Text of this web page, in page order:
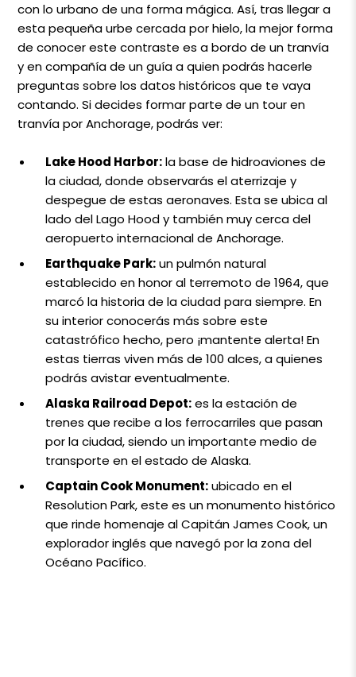
con lo urbano de una forma mágica. Así, tras llegar a
esta pequeña urbe cercada por hielo, la mejor forma
de conocer este contraste es a bordo de un tranvía
y en compañía de un guía a quien podrás hacerle
preguntas sobre los datos históricos que te vaya
contando. Si decides formar parte de un tour en
tranvía por Anchorage, podrás ver:
Lake Hood Harbor:la base de hidroaviones de
la ciudad, donde observarás el aterrizaje y
despegue de estas aeronaves. Esta se ubica al
lado del Lago Hood y también muy cerca del
aeropuerto internacional de Anchorage.
Earthquake Park:un pulmón natural
establecido en honor al terremoto de 1964, que
marcó la historia de la ciudad para siempre. En
su interior conocerás más sobre este
catastrófico hecho, pero ¡mantente alerta! En
estas tierras viven más de 100 alces, a quienes
podrás avistar eventualmente.
Alaska Railroad Depot:es la estación de
trenes que recibe a los ferrocarriles que pasan
por la ciudad, siendo un importante medio de
transporte en el estado de Alaska.
Captain Cook Monument:ubicado en el
Resolution Park, este es un monumento histórico
que rinde homenaje al Capitán James Cook, un
explorador inglés que navegó por la zona del
Océano Pacífico.